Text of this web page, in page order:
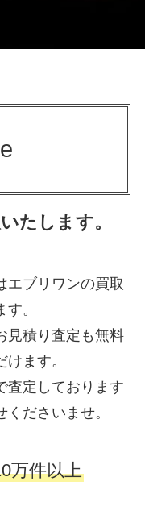
たします。
エブリワンの買取
。
見積り査定も無料
ます。
査定しております
ださいませ。
万件以上